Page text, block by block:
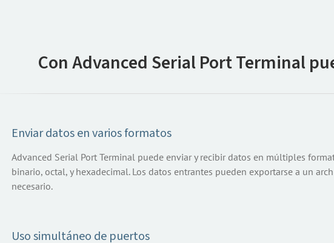
Con Advanced Serial Port Terminal
Enviar datos en varios formatos
Advanced Serial Port Terminal puede enviar y recibir datos en múltiples
binario, octal, y hexadecimal. Los datos entrantes pueden exportarse a un
necesario.
Uso simultáneo de puertos